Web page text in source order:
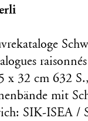
x 32 cm 632
mit
SIK-ISEA /